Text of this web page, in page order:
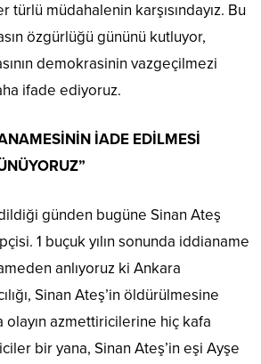
müdahalenin karşısındayız. Bu
özgürlüğü gününü kutluyor,
demokrasinin vazgeçilmezi
ifade ediyoruz.
İADE EDİLMESİ
günden bugüne Sinan Ateş
1 buçuk yılın sonunda iddianame
anlıyoruz ki Ankara
Sinan Ateş’in öldürülmesine
azmettiricilerine hiç kafa
bir yana, Sinan Ateş’in eşi Ayşe